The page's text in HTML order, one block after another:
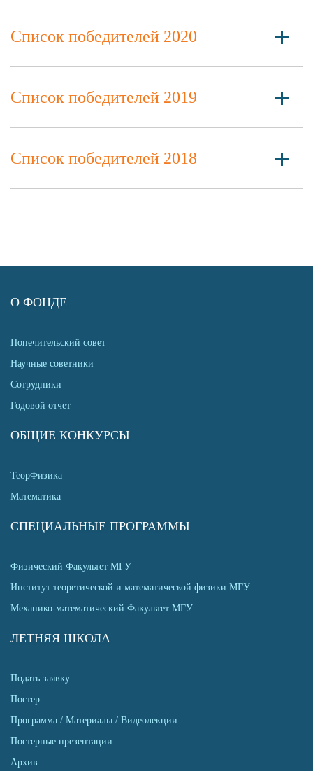
Список победителей 2020
Список победителей 2019
Список победителей 2018
О ФОНДЕ
Попечительский совет
Научные советники
Сотрудники
Годовой отчет
ОБЩИЕ КОНКУРСЫ
ТеорФизика
Математика
СПЕЦИАЛЬНЫЕ ПРОГРАММЫ
Физический Факультет МГУ
Институт теоретической и математической физики МГУ
Механико-математический Факультет МГУ
ЛЕТНЯЯ ШКОЛА
Подать заявку
Постер
Программа / Материалы / Видеолекции
Постерные презентации
Архив